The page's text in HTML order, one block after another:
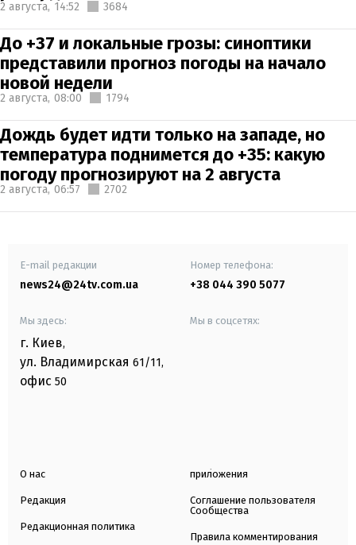
2 августа, 14:52 3684
До +37 и локальные грозы: синоптики
представили прогноз погоды на начало
новой недели
2 августа, 08:00 1794
Дождь будет идти только на западе, но
температура поднимется до +35: какую
погоду прогнозируют на 2 августа
2 августа, 06:57 2702
E-mail редакции
news24@24tv.com.ua
Номер телефона:
+38 044 390 5077
Мы здесь:
г. Киев,
ул. Владимирская 61/11,
офис 50
Мы в соцсетях:
О нас
Редакция
Редакционная политика
приложения
Соглашение пользователя
Сообщества
Правила комментирования